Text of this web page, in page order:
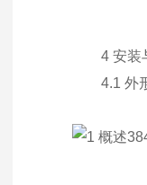
4 安装
4.1 外形